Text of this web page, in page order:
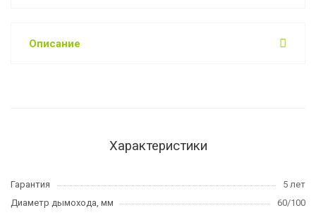
Описание
Характеристики
Гарантия
5 лет
Диаметр дымохода, мм
60/100